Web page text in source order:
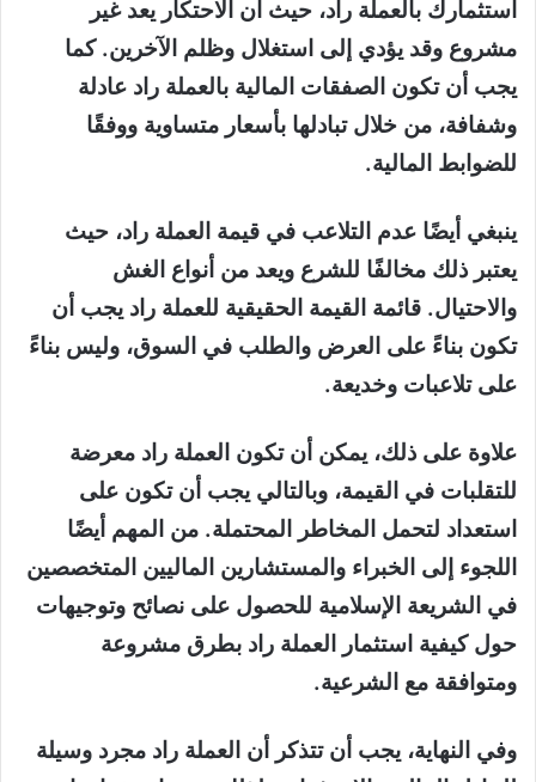
استثمارك بالعملة راد، حيث أن الاحتكار يعد غير
مشروع وقد يؤدي إلى استغلال وظلم الآخرين. كما
يجب أن تكون الصفقات المالية بالعملة راد عادلة
وشفافة، من خلال تبادلها بأسعار متساوية ووفقًا
للضوابط المالية.
ينبغي أيضًا عدم التلاعب في قيمة العملة راد، حيث
يعتبر ذلك مخالفًا للشرع ويعد من أنواع الغش
والاحتيال. قائمة القيمة الحقيقية للعملة راد يجب أن
تكون بناءً على العرض والطلب في السوق، وليس بناءً
على تلاعبات وخديعة.
علاوة على ذلك، يمكن أن تكون العملة راد معرضة
للتقلبات في القيمة، وبالتالي يجب أن تكون على
استعداد لتحمل المخاطر المحتملة. من المهم أيضًا
اللجوء إلى الخبراء والمستشارين الماليين المتخصصين
في الشريعة الإسلامية للحصول على نصائح وتوجيهات
حول كيفية استثمار العملة راد بطرق مشروعة
ومتوافقة مع الشرعية.
وفي النهاية، يجب أن تتذكر أن العملة راد مجرد وسيلة